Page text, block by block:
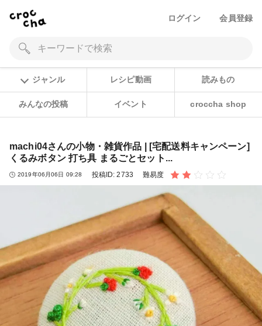
ログイン 会員登録
ジャンル レシピ動画 読みもの
みんなの投稿 イベント croccha shop
machi04さんの小物・雑貨作品 | [宅配送料キャンペーン]
くるみボタン 打ち具 まるごとセット...
2019年06月06日 09:28 投稿ID:2733 難易度